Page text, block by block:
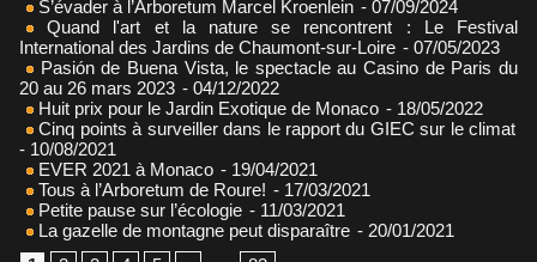
S’évader à l’Arboretum Marcel Kroenlein - 07/09/2024
Quand l'art et la nature se rencontrent : Le Festival
International des Jardins de Chaumont-sur-Loire - 07/05/2023
Pasión de Buena Vista, le spectacle au Casino de Paris du
20 au 26 mars 2023 - 04/12/2022
Huit prix pour le Jardin Exotique de Monaco - 18/05/2022
Cinq points à surveiller dans le rapport du GIEC sur le climat
- 10/08/2021
EVER 2021 à Monaco - 19/04/2021
Tous à l’Arboretum de Roure! - 17/03/2021
Petite pause sur l’écologie - 11/03/2021
La gazelle de montagne peut disparaître - 20/01/2021